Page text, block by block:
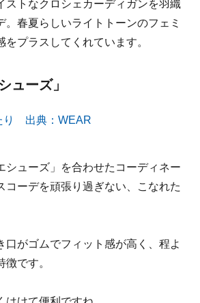
ストなクロシェカーディガンを羽織
春夏らしいライトトーンのフェミ
プラスしてくれています。
ューズ」
ューズ」を合わせたコーディネー
コーデを頑張り過ぎない、こなれた
がゴムでフィット感が高く、程よ
です。